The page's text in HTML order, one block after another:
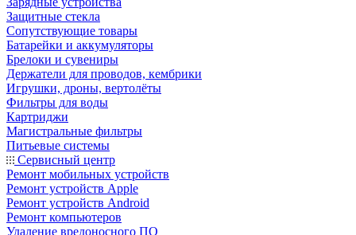
Защитные стекла
Сопутствующие товары
Батарейки и аккумуляторы
Брелоки и сувениры
Держатели для проводов, кембрики
Игрушки, дроны, вертолёты
Фильтры для воды
Картриджи
Магистральные фильтры
Питьевые системы
Сервисный центр
Ремонт мобильных устройств
Ремонт устройств Apple
Ремонт устройств Android
Ремонт компьютеров
Удаление вредоносного ПО